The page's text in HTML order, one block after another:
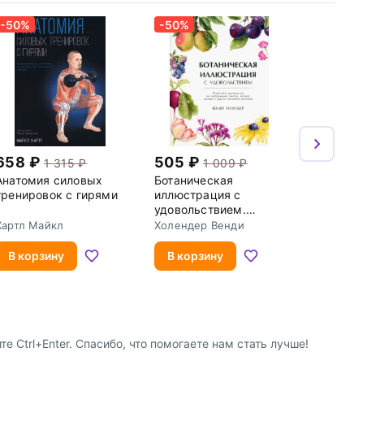
-50%
1 315
силовых
с гирями
Майкл
В корзину
-50%
505
1 009
Ботаническая
иллюстрация с
удовольствием.
Пошаговое
руководство по
изображению цветов,
листьев
Холендер Венди
В корзину
Спасибо, что помогаете нам стать лучше!